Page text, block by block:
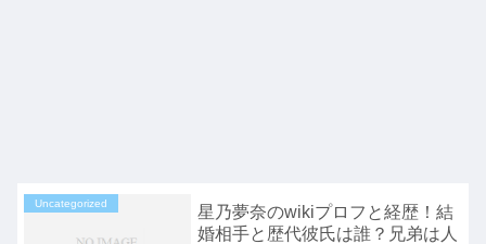
Uncategorized
星乃夢奈のwikiプロフと経歴！結
婚相手と歴代彼氏は誰？兄弟は人